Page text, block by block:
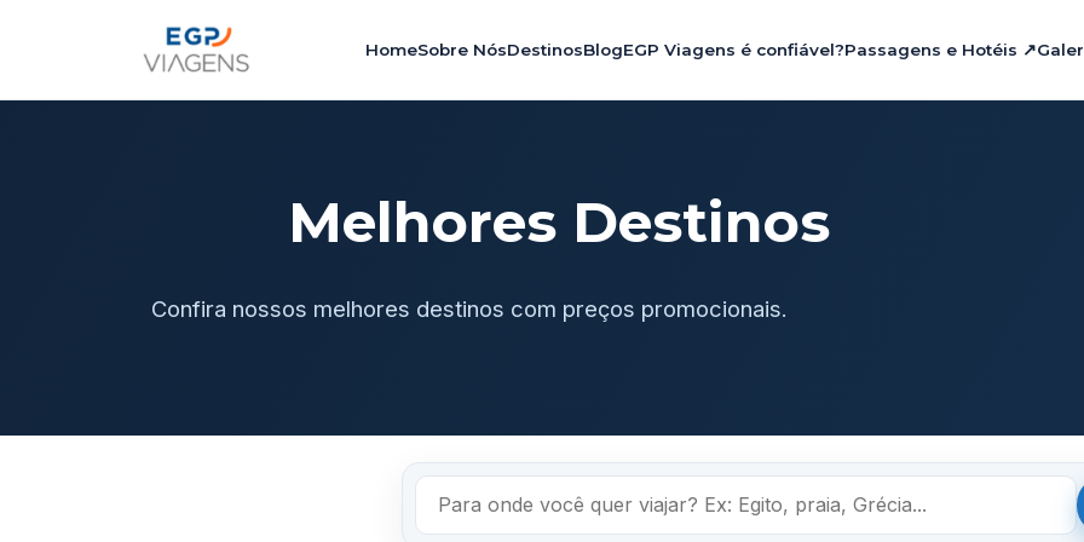
HomeSobre NósDestinosBlogEGP Viagens é confiável?Passagens e Hotéis ↗
Melhores Destinos
Confira nossos melhores destinos com preços promocionais.